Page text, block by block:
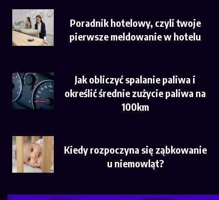
Poradnik hotelowy, czyli twoje
pierwsze meldowanie w hotelu
Jak obliczyć spalanie paliwa i
określić średnie zużycie paliwa na
100km
Kiedy rozpoczyna się ząbkowanie
u niemowląt?